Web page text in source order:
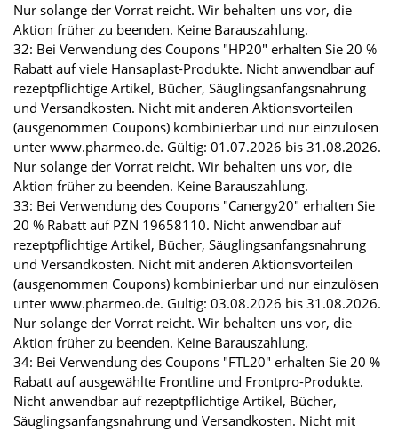
Nur solange der Vorrat reicht. Wir behalten uns vor, die
Aktion früher zu beenden. Keine Barauszahlung.
32: Bei Verwendung des Coupons "HP20" erhalten Sie 20 %
Rabatt auf viele Hansaplast-Produkte. Nicht anwendbar auf
rezeptpflichtige Artikel, Bücher, Säuglingsanfangsnahrung
und Versandkosten. Nicht mit anderen Aktionsvorteilen
(ausgenommen Coupons) kombinierbar und nur einzulösen
unter www.pharmeo.de. Gültig: 01.07.2026 bis 31.08.2026.
Nur solange der Vorrat reicht. Wir behalten uns vor, die
Aktion früher zu beenden. Keine Barauszahlung.
33: Bei Verwendung des Coupons "Canergy20" erhalten Sie
20 % Rabatt auf PZN 19658110. Nicht anwendbar auf
rezeptpflichtige Artikel, Bücher, Säuglingsanfangsnahrung
und Versandkosten. Nicht mit anderen Aktionsvorteilen
(ausgenommen Coupons) kombinierbar und nur einzulösen
unter www.pharmeo.de. Gültig: 03.08.2026 bis 31.08.2026.
Nur solange der Vorrat reicht. Wir behalten uns vor, die
Aktion früher zu beenden. Keine Barauszahlung.
34: Bei Verwendung des Coupons "FTL20" erhalten Sie 20 %
Rabatt auf ausgewählte Frontline und Frontpro-Produkte.
Nicht anwendbar auf rezeptpflichtige Artikel, Bücher,
Säuglingsanfangsnahrung und Versandkosten. Nicht mit